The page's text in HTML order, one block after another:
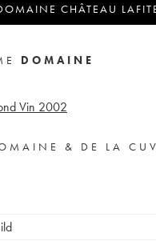
CHÂTEAU
DOMAINE
Vin 2002
& DE LA